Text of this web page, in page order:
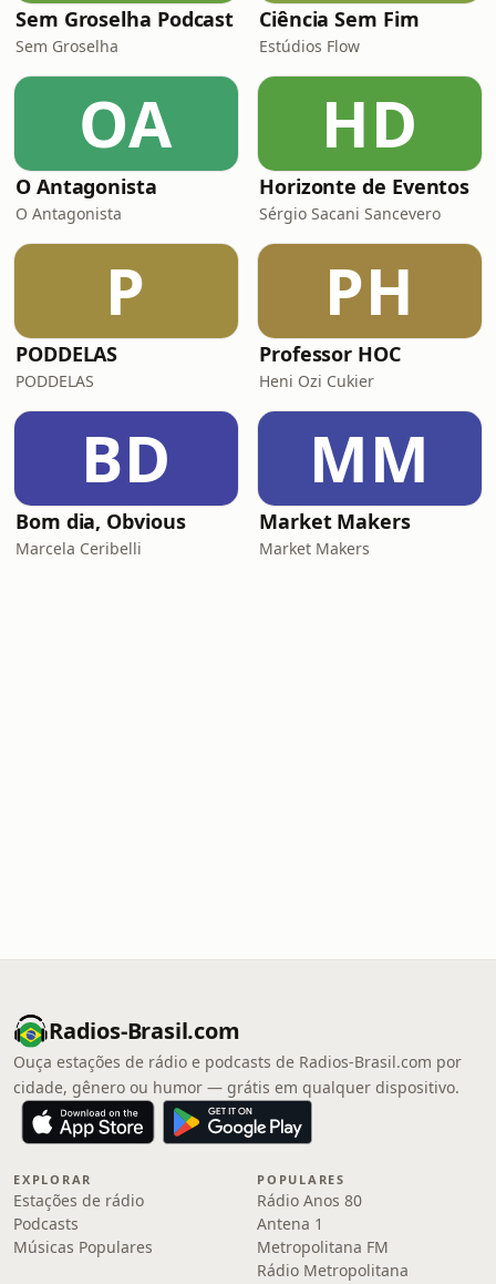
Sem Groselha Podcast
Sem Groselha
Ciência Sem Fim
Estúdios Flow
OA
O Antagonista
O Antagonista
HD
Horizonte de Eventos
Sérgio Sacani Sancevero
P
PODDELAS
PODDELAS
PH
Professor HOC
Heni Ozi Cukier
BD
Bom dia, Obvious
Marcela Ceribelli
MM
Market Makers
Market Makers
Radios-Brasil.com
Ouça estações de rádio e podcasts de Radios-Brasil.com por
cidade, gênero ou humor — grátis em qualquer dispositivo.
EXPLORAR
Estações de rádio
Podcasts
Músicas Populares
POPULARES
Rádio Anos 80
Antena 1
Metropolitana FM
Rádio Metropolitana